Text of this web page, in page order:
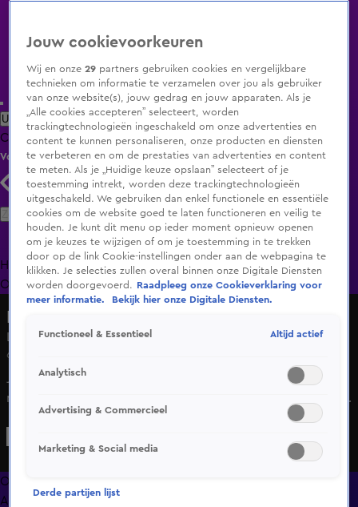
Uitzending Gemist Populaire programma's Zenders Genres
ClipsFilmsRadioSmart TV inlogShop
Volg KIJK
Zoeken
HomeUitzending Gemist Programma's De Bondgenoten
OranjezomerLivestreamsShop
Lekker uitzicht, he?
6 juni 2025, 14:38
Joey en El Che genieten van hun spareribs, maar ze zijn
niet de enige die aan het genieten zijn. Denk maar niet dat
Roma de kans voorbij laat gaan om dit eens goed te
Overzicht
Afleveringen
Jouw cookievoorkeuren
Wij en onze29 partners gebruiken cookies en vergelijkbare
technieken om informatie te verzamelen over jou als gebruiker
van onze website(s), jouw gedrag en jouw apparaten. Als je
„Alle cookies accepteren” selecteert, worden
trackingtechnologieën ingeschakeld om onze advertenties en
content te kunnen personaliseren, onze producten en diensten
te verbeteren en om de prestaties van advertenties en content
te meten. Als je „Huidige keuze opslaan” selecteert of je
toestemming intrekt, worden deze trackingtechnologieën
uitgeschakeld. We gebruiken dan enkel functionele en essentiële
cookies om de website goed te laten functioneren en veilig te
houden. Je kunt dit menu op ieder moment opnieuw openen
om je keuzes te wijzigen of om je toestemming in te trekken
door op de link Cookie-instellingen onder aan de webpagina te
klikken. Je selecties zullen overal binnen onze Digitale Diensten
worden doorgevoerd.
Raadpleeg onze Cookieverklaring voor
meer informatie.
Bekijk hier onze Digitale Diensten.
Functioneel & Essentieel Altijd actief
Analytisch
Advertising & Commercieel
Marketing & Social media
Derde partijen lijst